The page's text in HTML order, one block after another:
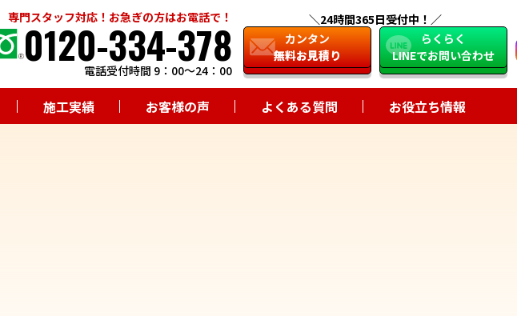
専門スタッフ対応！お急ぎの方はお電話で！
0120-334-378
電話受付時間 9：00～24：00
24時間365日受付中！
カンタン
無料お見積り
らくらく
LINEでお問い合わせ
施工実績 お客様の声 よくある質問 お役立ち情報
close